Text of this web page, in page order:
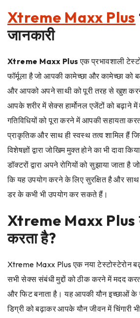
Xtreme Maxx Plus
जानकारी
Xtreme Maxx Plus एक प्रभावशाली
फॉर्मूला है जो आपकी कामेच्छा और कामेच्छा को
और आपको अपने साथी को पूरी तरह से खुश
आपके शरीर में सेक्स हार्मोनल एजेंटों को बढ़ाने
गतिविधियों को पूरा करने में आपकी सहायता
प्राकृतिक और साथ ही स्वस्थ तत्व शामिल हैं
विशेषज्ञों द्वारा जोखिम मुक्त होने का भी दावा
डॉक्टरों द्वारा अपने रोगियों को सुझाया जाता
कि यह उपयोग करने के लिए सुरक्षित है और साथ
डर के कभी भी उपयोग कर सकते हैं।
Xtreme Maxx Plus
करता है?
Xtreme Maxx Plus एक नया टेस्टोस्टेरोन
सभी सेक्स संबंधी मुद्दों को ठीक करने में मदद
और फिट बनाता है। यह आपकी यौन इच्छाओं के
डिग्री को बढ़ाकर आपके यौन जीवन में चिंगारी